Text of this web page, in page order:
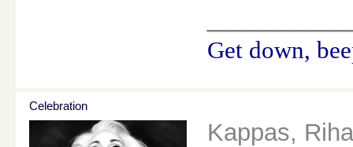
Get down,
Celebration
Kappas,